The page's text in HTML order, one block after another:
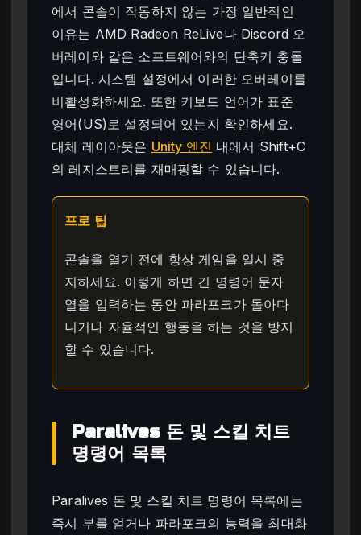
에서 콘솔이 작동하지 않는 가장 일반적인
이유는 AMD Radeon ReLive나 Discord 오
버레이와 같은 소프트웨어와의 단축키 충돌
입니다. 시스템 설정에서 이러한 오버레이를
비활성화하세요. 또한 키보드 언어가 표준
영어(US)로 설정되어 있는지 확인하세요.
대체 레이아웃은 Unity 엔진 내에서 Shift+C
의 레지스트리를 재매핑할 수 있습니다.
프로 팁
콘솔을 열기 전에 항상 게임을 일시 중
지하세요. 이렇게 하면 긴 명령어 문자
열을 입력하는 동안 파라포크가 돌아다
니거나 자율적인 행동을 하는 것을 방지
할 수 있습니다.
Paralives 돈 및 스킬 치트
명령어 목록
Paralives 돈 및 스킬 치트 명령어 목록에는
즉시 부를 얻거나 파라포크의 능력을 최대화